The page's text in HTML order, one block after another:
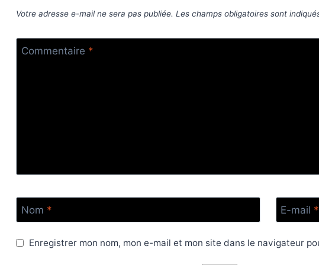
Votre adresse e-mail ne sera pas publiée. Les champs obligatoires sont
Commentaire *
Nom * E-mail *
Enregistrer mon nom, mon e-mail et mon site dans le navigateur